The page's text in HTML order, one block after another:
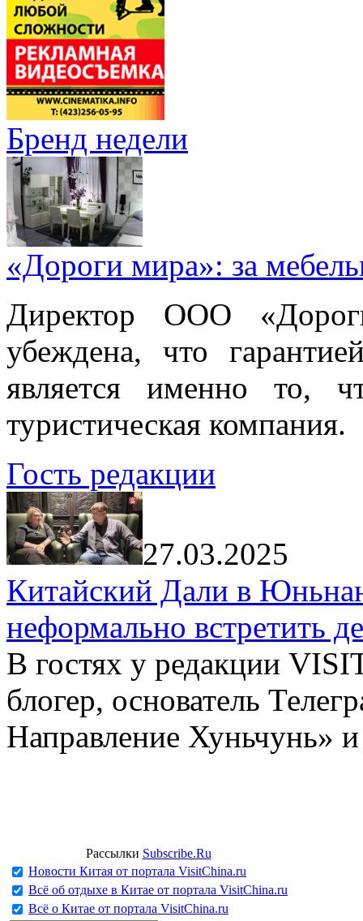
Бренд недели
«Дороги мира»: за
Директор ООО
убеждена, что
является именно то,
туристическая компания.
Гость редакции
27.03.2025
Китайский Дали в
неформально встретить
В гостях у редакции
блогер, основатель
Направление Хуньчунь»
Рассылки Subscribe.Ru
Новости Китая от портала VisitChina.ru
Всё об отдыхе в Китае от портала VisitChina.ru
Всё о Китае от портала VisitChina.ru